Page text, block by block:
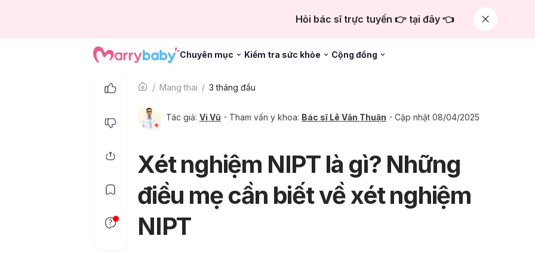
Hỏi bác sĩ trực tuyến 👉 tại đây 👈
Chuyên mục Kiểm tra sức khỏe Cộng đồng
Mang thai 3 tháng đầu
Tác giả: Vi Vũ Tham vấn y khoa: Bác sĩ Lê Văn Thuận Cập nhật 08/04/2025
Xét nghiệm NIPT là gì? Những
điều mẹ cần biết về xét nghiệm
NIPT